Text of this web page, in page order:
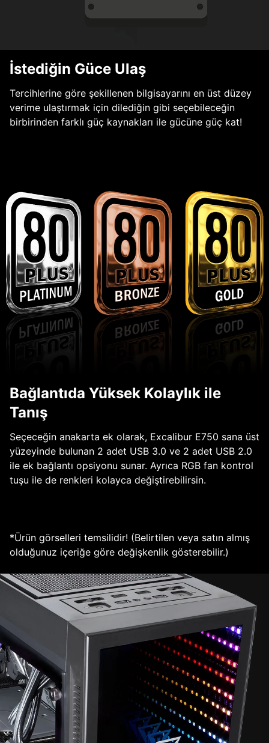
İstediğin Güce Ulaş
Tercihlerine göre şekillenen bilgisayarını en üst düzey
verime ulaştırmak için dilediğin gibi seçebileceğin
birbirinden farklı güç kaynakları ile gücüne güç kat!
Bağlantıda Yüksek Kolaylık ile
Tanış
Seçeceğin anakarta ek olarak, Excalibur E750 sana üst
yüzeyinde bulunan 2 adet USB 3.0 ve 2 adet USB 2.0
ile ek bağlantı opsiyonu sunar. Ayrıca RGB fan kontrol
tuşu ile de renkleri kolayca değiştirebilirsin.
*Ürün görselleri temsilidir! (Belirtilen veya satın almış
olduğunuz içeriğe göre değişkenlik gösterebilir.)